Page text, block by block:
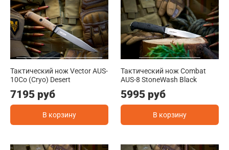
Тактический нож Vector AUS-
10Co (Cryo) Desert
7195 руб
В корзину
Тактический нож Combat
AUS-8 StoneWash Black
5995 руб
В корзину